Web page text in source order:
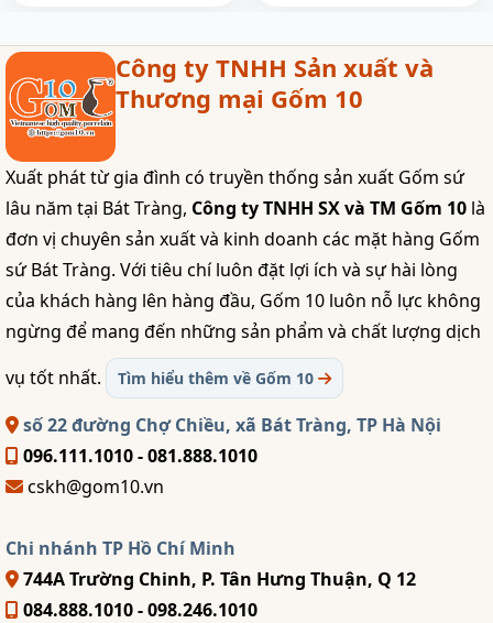
Công ty TNHH Sản xuất và
Thương mại Gốm 10
Xuất phát từ gia đình có truyền thống sản xuất Gốm sứ
lâu năm tại Bát Tràng, Công ty TNHH SX và TM Gốm 10 là
đơn vị chuyên sản xuất và kinh doanh các mặt hàng Gốm
sứ Bát Tràng. Với tiêu chí luôn đặt lợi ích và sự hài lòng
của khách hàng lên hàng đầu, Gốm 10 luôn nỗ lực không
ngừng để mang đến những sản phẩm và chất lượng dịch
vụ tốt nhất.
Tìm hiểu thêm về Gốm 10
số 22 đường Chợ Chiều, xã Bát Tràng, TP Hà Nội
096.111.1010 - 081.888.1010
cskh@gom10.vn
Chi nhánh TP Hồ Chí Minh
744A Trường Chinh, P. Tân Hưng Thuận, Q 12
084.888.1010 - 098.246.1010